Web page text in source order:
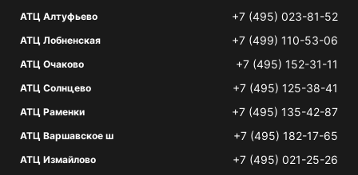
АТЦ Алтуфьево +7 (495) 023-81-52
АТЦ Лобненская +7 (499) 110-53-06
АТЦ Очаково +7 (495) 152-31-11
АТЦ Солнцево +7 (495) 125-38-41
АТЦ Раменки +7 (495) 135-42-87
АТЦ Варшавское ш +7 (495) 182-17-65
АТЦ Измайлово +7 (495) 021-25-26